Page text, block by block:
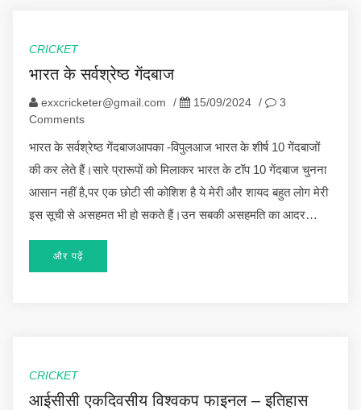
CRICKET
भारत के सर्वश्रेष्ठ गेंदबाज
exxcricketer@gmail.com / 15/09/2024 /
3
Comments
भारत के सर्वश्रेष्ठ गेंदबाजआपका -विपुलआज भारत के शीर्ष 10 गेंदबाजों
की कर लेते हैं।सारे प्रारूपों को मिलाकर भारत के टॉप 10 गेंदबाज चुनना
आसान नहीं है,पर एक छोटी सी कोशिश है ये मेरी और शायद बहुत लोग मेरी
इस सूची से असहमत भी हो सकते हैं।उन सबकी असहमति का आदर…
और पढ़ें
CRICKET
आईसीसी एकदिवसीय विश्वकप फाइनल – इतिहास